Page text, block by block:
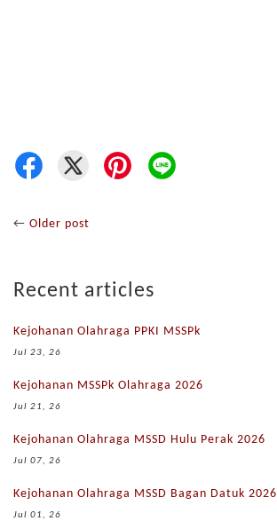
← Older post
Recent articles
Kejohanan Olahraga PPKI MSSPk
Jul 23, 26
Kejohanan MSSPk Olahraga 2026
Jul 21, 26
Kejohanan Olahraga MSSD Hulu Perak 2026
Jul 07, 26
Kejohanan Olahraga MSSD Bagan Datuk 2026
Jul 01, 26